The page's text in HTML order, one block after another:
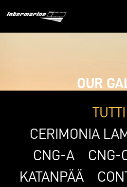
OUR
TUTTI
CERIMONIA
CNG-A
CNG-
KATANPÄÄ